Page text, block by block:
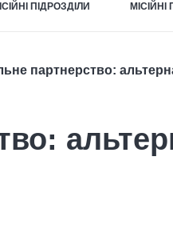
ПІДРОЗДІЛИ
партнерство: